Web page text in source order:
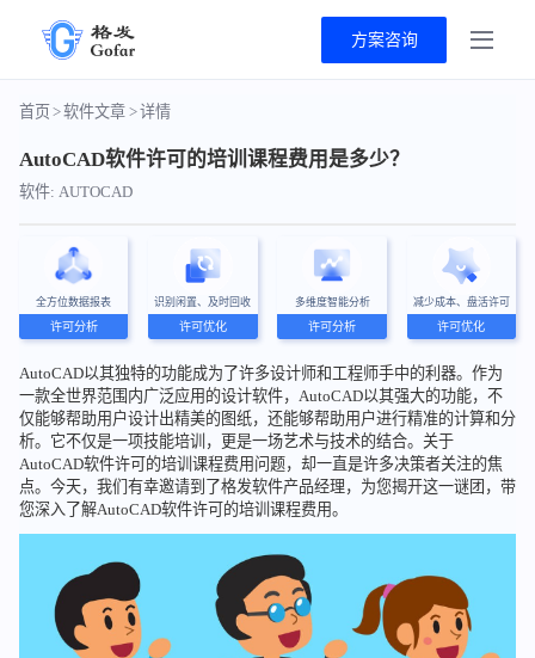
方案咨询
首页>软件文章 >详情
AutoCAD软件许可的培训课程费用是多少？
软件: AUTOCAD
全方位数据报表
许可分析
识别闲置、及时回收
许可优化
多维度智能分析
许可分析
减少成本、盘活许可
许可优化
AutoCAD以其独特的功能成为了许多设计师和工程师手中的利器。作为
一款全世界范围内广泛应用的设计软件，AutoCAD以其强大的功能，不
仅能够帮助用户设计出精美的图纸，还能够帮助用户进行精准的计算和分
析。它不仅是一项技能培训，更是一场艺术与技术的结合。关于
AutoCAD软件许可的培训课程费用问题，却一直是许多决策者关注的焦
点。今天，我们有幸邀请到了格发软件产品经理，为您揭开这一谜团，带
您深入了解AutoCAD软件许可的培训课程费用。